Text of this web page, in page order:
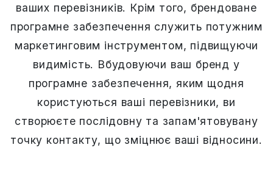
ваших перевізників. Крім того, брендоване
програмне забезпечення служить потужним
маркетинговим інструментом, підвищуючи
видимість. Вбудовуючи ваш бренд у
програмне забезпечення, яким щодня
користуються ваші перевізники, ви
створюєте послідовну та запам'ятовувану
точку контакту, що зміцнює ваші відносини.